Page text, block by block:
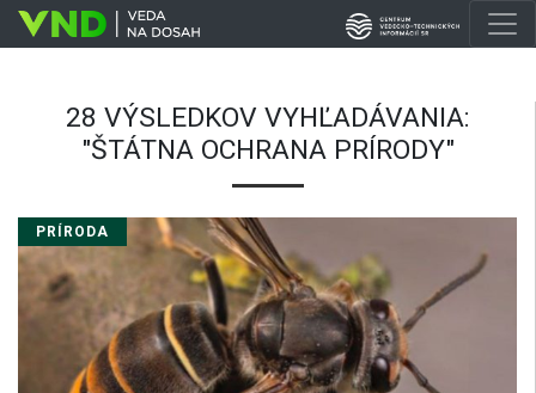
28 VÝSLEDKOV VYHĽADÁVANIA:
"ŠTÁTNA OCHRANA PRÍRODY"
PRÍRODA